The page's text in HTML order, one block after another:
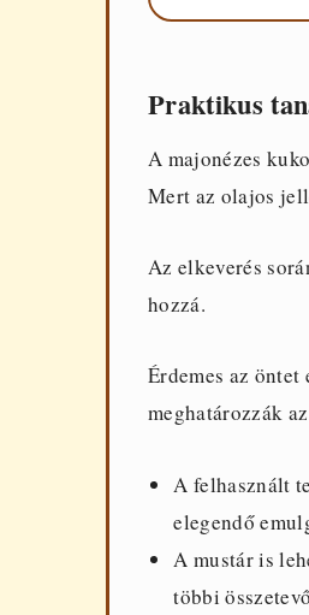
Praktikus
A majonézes
Mert az olajos
Az elkeverés
hozzá.
Érdemes az
meghatározzák
A felhasznált
elegendő
A mustár is
többi